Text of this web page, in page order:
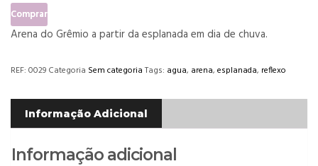
Comprar
Arena do Grêmio a partir da esplanada em dia de chuva.
REF: 0029 Categoria Sem categoria Tags: agua, arena, esplanada, reflexo
Informação Adicional
Informação adicional